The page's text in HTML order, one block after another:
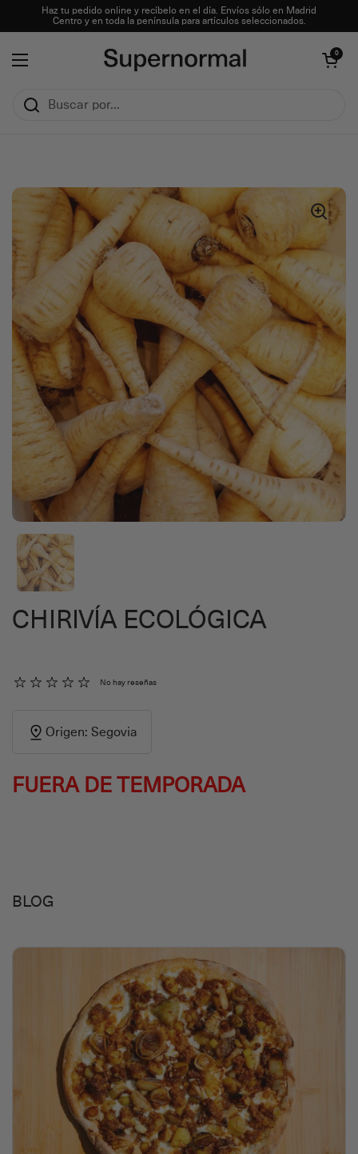
Ir al contenidoHaz tu pedido online y recíbelo en el día. Envíos sólo en Madrid
Centro y en toda la península para artículos seleccionados.
Abrir menú
Abrir carrito
0
CHIRIVÍA ECOLÓGICA
No hay reseñas
Origen: Segovia
FUERA DE TEMPORADA
BLOG